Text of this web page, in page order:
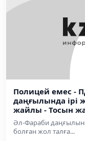
Полицей емес -
даңғылында ірі
жайлы - Тосын
Әл-Фараби
болған жол талға...